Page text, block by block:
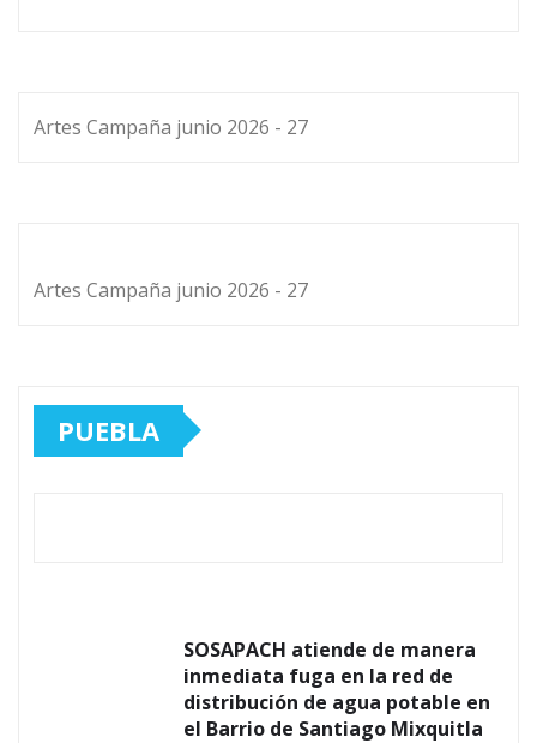
Artes Campaña junio 2026 - 27
Artes Campaña junio 2026 - 27
PUEBLA
SOSAPACH atiende de manera
inmediata fuga en la red de
distribución de agua potable en
el Barrio de Santiago Mixquitla